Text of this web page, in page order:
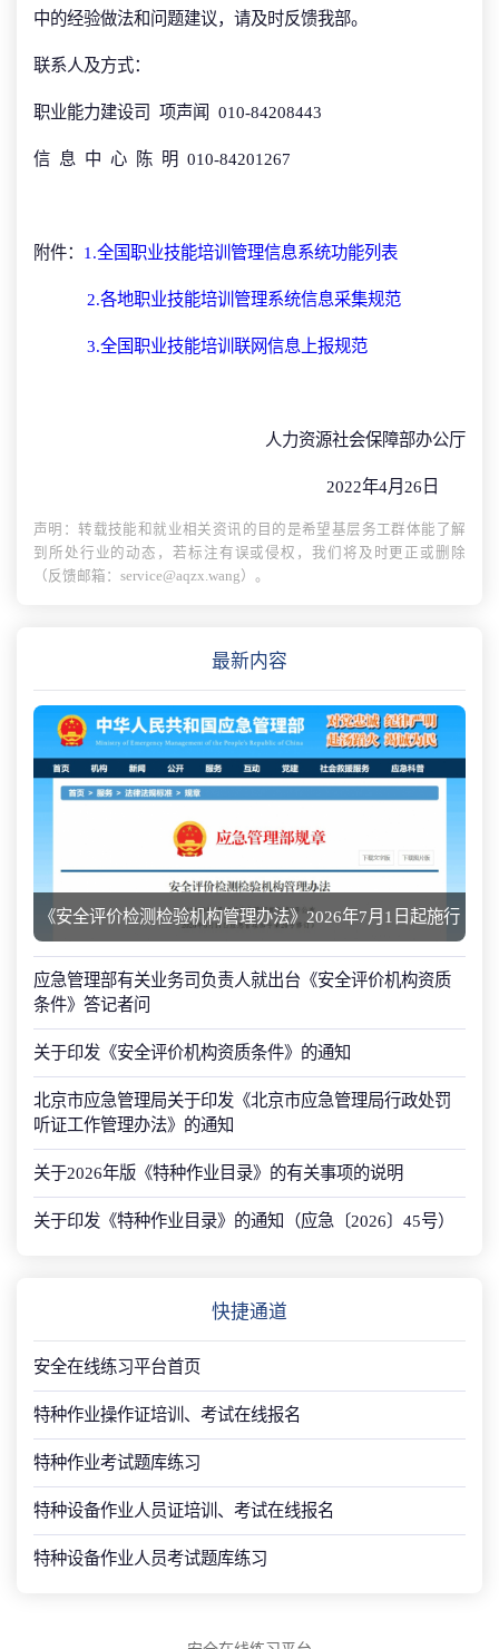
中的经验做法和问题建议，请及时反馈我部。
联系人及方式：
职业能力建设司 项声闻 010-84208443
信 息 中 心 陈 明 010-84201267
附件： 1.全国职业技能培训管理信息系统功能列表
2.各地职业技能培训管理系统信息采集规范
3.全国职业技能培训联网信息上报规范
人力资源社会保障部办公厅
2022年4月26日
声明：转载技能和就业相关资讯的目的是希望基层务工群体能了解
到所处行业的动态，若标注有误或侵权，我们将及时更正或删除
（反馈邮箱：service@aqzx.wang）。
最新内容
《安全评价检测检验机构管理办法》2026年7月1日起施行
应急管理部有关业务司负责人就出台《安全评价机构资质
条件》答记者问
关于印发《安全评价机构资质条件》的通知
北京市应急管理局关于印发《北京市应急管理局行政处罚
听证工作管理办法》的通知
关于2026年版《特种作业目录》的有关事项的说明
关于印发《特种作业目录》的通知（应急〔2026〕45号）
快捷通道
安全在线练习平台首页
特种作业操作证培训、考试在线报名
特种作业考试题库练习
特种设备作业人员证培训、考试在线报名
特种设备作业人员考试题库练习